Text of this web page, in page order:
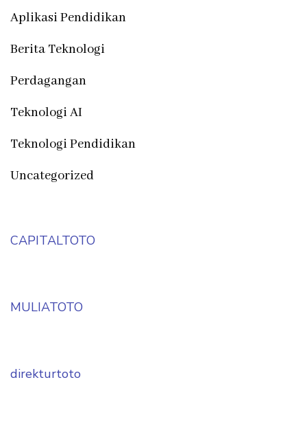
Aplikasi Pendidikan
Berita Teknologi
Perdagangan
Teknologi AI
Teknologi Pendidikan
Uncategorized
CAPITALTOTO
MULIATOTO
direkturtoto